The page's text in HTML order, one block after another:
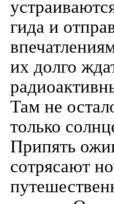
гида и
их долго
Там не
только
Припять
сотрясают